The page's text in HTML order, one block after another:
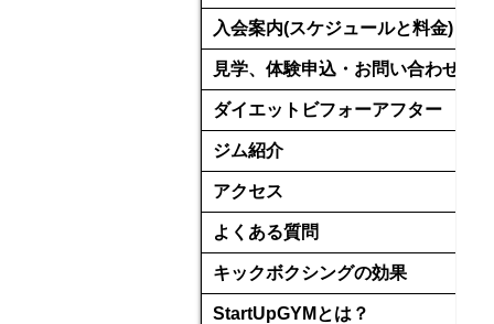
入会案内(スケジュールと料金)
見学、体験申込・お問い合わせ
ダイエットビフォーアフター
ジム紹介
アクセス
よくある質問
キックボクシングの効果
StartUpGYMとは？